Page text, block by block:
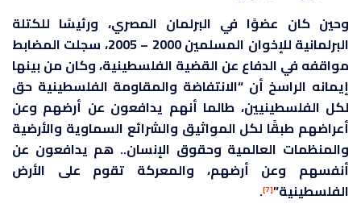
وحين كان عضوًا في البرلمان المصري، ورئيسًا للكتلة
البرلمانية للإخوان المسلمين 2000 – 2005، سجلت المضابط
مواقفه في الدفاع عن القضية الفلسطينية، وكان من بينها
إيمانه الراسخ أن “الانتفاضة والمقاومة الفلسطينية حق
لكل الفلسطينيين، طالما أنهم يدافعون عن أرضهم وعن
أعراضهم طبقًا لكل المواثيق والشرائع السماوية والأرضية
والمنظمات العالمية وحقوق الإنسان.. هم يدافعون عن
أنفسهم وعن أرضهم، والمعركة تقوم على الأرض
الفلسطينية”[7]
.